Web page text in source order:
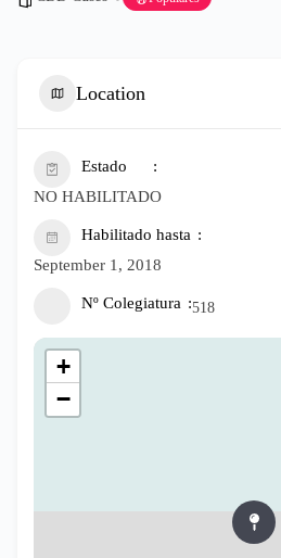
Location
Estado
NO HABILITADO
Habilitado hasta
September 1, 2018
Nº Colegiatura 518
+
−